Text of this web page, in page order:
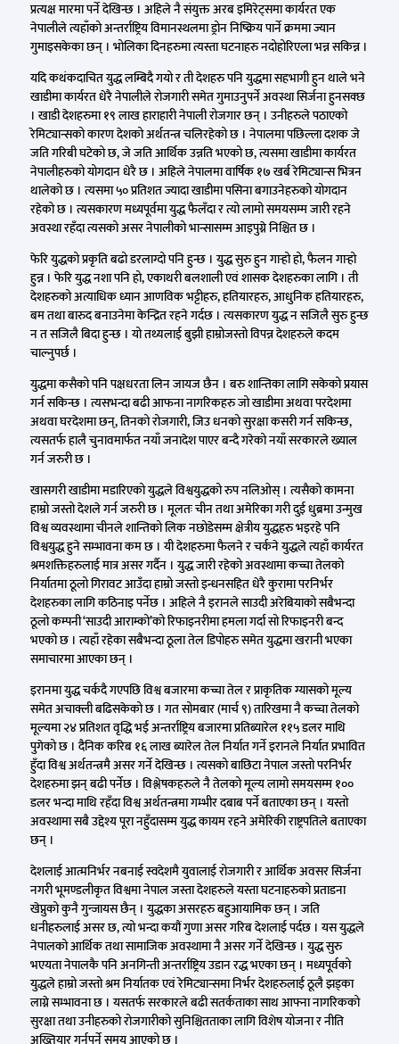
प्रत्यक्ष मारमा पर्ने देखिन्छ । अहिले नै संयुक्त अरब इमिरेट्समा कार्यरत एक
नेपालीले त्यहाँको अन्तर्राष्ट्रिय विमानस्थलमा ड्रोन निष्क्रिय पार्ने क्रममा ज्यान
गुमाइसकेका छन् । भोलिका दिनहरुमा त्यस्ता घटनाहरु नदोहोरिएला भन्न सकिन्न ।
यदि कथंकदाचित युद्ध लम्बिदै गयो र ती देशहरु पनि युद्धमा सहभागी हुन थाले भने
खाडीमा कार्यरत धेरै नेपालीले रोजगारी समेत गुमाउनुपर्ने अवस्था सिर्जना हुनसक्छ
। खाडी देशहरुमा १९ लाख हाराहारी नेपाली रोजगार छन् । उनीहरुले पठाएको
रेमिट्यान्सको कारण देशको अर्थतन्त्र चलिरहेको छ । नेपालमा पछिल्ला दशक जे
जति गरिबी घटेको छ, जे जति आर्थिक उन्नति भएको छ, त्यसमा खाडीमा कार्यरत
नेपालीहरुको योगदान धेरै छ । अहिले नेपालमा वार्षिक १७ खर्ब रेमिट्यान्स भित्रन
थालेको छ । त्यसमा ५० प्रतिशत ज्यादा खाडीमा पसिना बगाउनेहरुको योगदान
रहेको छ । त्यसकारण मध्यपूर्वमा युद्ध फैलँदा र त्यो लामो समयसम्म जारी रहने
अवस्था रहँदा त्यसको असर नेपालीको भान्सासम्म आइपुग्ने निश्चित छ ।
फेरि युद्धको प्रकृति बढो डरलाग्दो पनि हुन्छ । युद्ध सुरु हुन गार्‍हो हो, फैलन गार्‍हो
हुन्न । फेरि युद्ध नशा पनि हो, एकाथरी बलशाली एवं शासक देशहरुका लागि । ती
देशहरुको अत्याधिक ध्यान आणविक भट्टीहरु, हतियारहरु, आधुनिक हतियारहरु,
बम तथा बारुद बनाउनेमा केन्द्रित रहने गर्दछ । त्यसकारण युद्ध न सजिलै सुरु हुन्छ
न त सजिलै बिदा हुन्छ । यो तथ्यलाई बुझी हाम्रोजस्तो विपन्न देशहरुले कदम
चाल्नुपर्छ ।
युद्धमा कसैको पनि पक्षधरता लिन जायज छैन । बरु शान्तिका लागि सकेको प्रयास
गर्न सकिन्छ । त्यसभन्दा बढी आफना नागरिकहरु जो खाडीमा अथवा परदेशमा
अथवा घरदेशमा छन्, तिनको रोजगारी, जिउ धनको सुरक्षा कसरी गर्न सकिन्छ,
त्यसतर्फ हालै चुनावमार्फत नयाँ जनादेश पाएर बन्दै गरेको नयाँ सरकारले ख्याल
गर्न जरुरी छ ।
खासगरी खाडीमा मडारिएको युद्धले विश्वयुद्धको रुप नलिओस् । त्यसैको कामना
हाम्रो जस्तो देशले गर्न जरुरी छ । मूलतः चीन तथा अमेरिका गरी दुई धुब्रमा उन्मुख
विश्व व्यवस्थामा चीनले शान्तिको लिक नछोडेसम्म क्षेत्रीय युद्धहरु भइरहे पनि
विश्वयुद्ध हुने सम्भावना कम छ । यी देशहरुमा फैलने र चर्कने युद्धले त्यहाँ कार्यरत
श्रमशक्तिहरुलाई मात्र असर गर्दैन । युद्ध जारी रहेको अवस्थामा कच्चा तेलको
निर्यातमा ठूलो गिरावट आउँदा हाम्रो जस्तो इन्धनसहित धेरै कुरामा परनिर्भर
देशहरुका लागि कठिनाइ पर्नेछ । अहिले नै इरानले साउदी अरेबियाको सबैभन्दा
ठूलो कम्पनी ‘साउदी आराम्को’को रिफाइनरीमा हमला गर्दा सो रिफाइनरी बन्द
भएको छ । त्यहाँ रहेका सबैभन्दा ठूला तेल डिपोहरु समेत युद्धमा खरानी भएका
समाचारमा आएका छन् ।
इरानमा युद्ध चर्कदै गएपछि विश्व बजारमा कच्चा तेल र प्राकृतिक ग्यासको मूल्य
समेत अचाक्ली बढिसकेको छ । गत सोमबार (मार्च ९) तारिखमा नै कच्चा तेलको
मूल्यमा २४ प्रतिशत वृद्धि भई अन्तर्राष्ट्रिय बजारमा प्रतिब्यारेल ११५ डलर माथि
पुगेको छ । दैनिक करिब १६ लाख ब्यारेल तेल निर्यात गर्ने इरानले निर्यात प्रभावित
हुँदा विश्व अर्थतन्त्रमै असर गर्ने देखिन्छ । त्यसको बाछिटा नेपाल जस्तो परनिर्भर
देशहरुमा झन् बढी पर्नेछ । विश्लेषकहरुले नै तेलको मूल्य लामो समयसम्म १००
डलर भन्दा माथि रहँदा विश्व अर्थतन्त्रमा गम्भीर दबाब पर्ने बताएका छन् । यस्तो
अवस्थामा सबै उद्देश्य पूरा नहुँदासम्म युद्ध कायम रहने अमेरिकी राष्ट्रपतिले बताएका
छन् ।
देशलाई आत्मनिर्भर नबनाई स्वदेशमै युवालाई रोजगारी र आर्थिक अवसर सिर्जना
नगरी भूमण्डलीकृत विश्वमा नेपाल जस्ता देशहरुले यस्ता घटनाहरुको प्रताडना
खेप्नुको कुनै गुन्जायस छैन् । युद्धका असरहरु बहुआयामिक छन् । जति
धनीहरुलाई असर छ, त्यो भन्दा कयौं गुणा असर गरिब देशलाई पर्दछ । यस युद्धले
नेपालको आर्थिक तथा सामाजिक अवस्थामा नै असर गर्ने देखिन्छ । युद्ध सुरु
भएयता नेपालकै पनि अनगिन्ती अन्तर्राष्ट्रिय उडान रद्ध भएका छन् । मध्यपूर्वको
युद्धले हाम्रो जस्तो श्रम निर्यातक एवं रेमिट्यान्समा निर्भर देशहरुलाई ठूलै झड्का
लाग्ने सम्भावना छ । यसतर्फ सरकारले बढी सतर्कताका साथ आफ्ना नागरिकको
सुरक्षा तथा उनीहरुको रोजगारीको सुनिश्चितताका लागि विशेष योजना र नीति